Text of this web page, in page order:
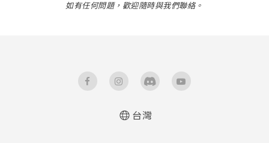
如有任何問題，歡迎隨時與我們聯絡。
台灣